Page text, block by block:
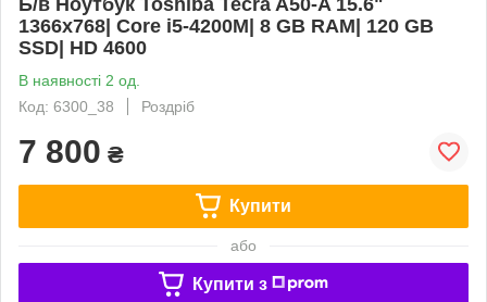
1366x768| Core i5-4200M| 8 GB RAM| 120 GB
SSD| HD 4600
В наявності 2 од.
Код: 6300_38
Роздріб
7 800 ₴
Купити
або
Купити з